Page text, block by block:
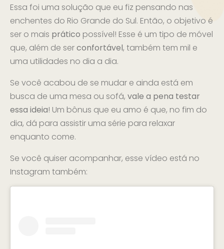
Essa foi uma solução que eu fiz pensando nas
enchentes do Rio Grande do Sul. Então, o objetivo é
ser o mais prático possível! Esse é um tipo de móvel
que, além de serconfortável, também tem mil e
uma utilidades no dia a dia.
Se você acabou de se mudar e ainda está em
busca de uma mesa ou sofá, vale a pena testar
essa ideia! Um bônus que eu amo é que, no fim do
dia, dá para assistir uma série para relaxar
enquanto come.
Se você quiser acompanhar, esse vídeo está no
Instagram também: